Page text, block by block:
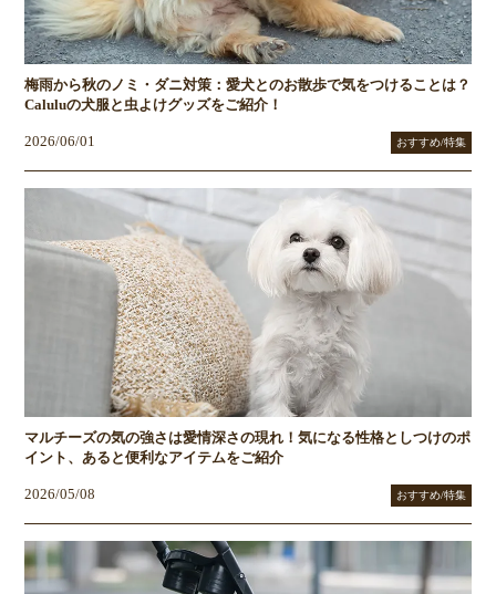
梅雨から秋のノミ・ダニ対策：愛犬とのお散歩で気をつけることは？
Caluluの犬服と虫よけグッズをご紹介！
2026/06/01 おすすめ/特集
マルチーズの気の強さは愛情深さの現れ！気になる性格としつけのポ
イント、あると便利なアイテムをご紹介
2026/05/08 おすすめ/特集